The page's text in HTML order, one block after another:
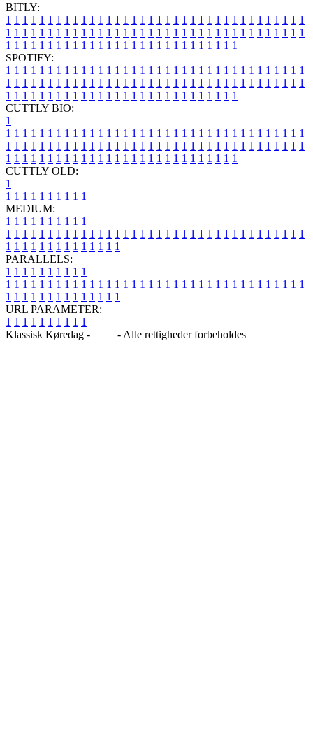
BITLY:
1 1 1 1 1 1 1 1 1 1 1 1 1 1 1 1 1 1 1 1 1 1 1 1 1 1 1 1 1 1 1 1 1 1 1 1
1 1 1 1 1 1 1 1 1 1 1 1 1 1 1 1 1 1 1 1 1 1 1 1 1 1 1 1 1 1 1 1 1 1 1 1
1 1 1 1 1 1 1 1 1 1 1 1 1 1 1 1 1 1 1 1 1 1 1 1 1 1 1 1
SPOTIFY:
1 1 1 1 1 1 1 1 1 1 1 1 1 1 1 1 1 1 1 1 1 1 1 1 1 1 1 1 1 1 1 1 1 1 1 1
1 1 1 1 1 1 1 1 1 1 1 1 1 1 1 1 1 1 1 1 1 1 1 1 1 1 1 1 1 1 1 1 1 1 1 1
1 1 1 1 1 1 1 1 1 1 1 1 1 1 1 1 1 1 1 1 1 1 1 1 1 1 1 1
CUTTLY BIO:
1
1 1 1 1 1 1 1 1 1 1 1 1 1 1 1 1 1 1 1 1 1 1 1 1 1 1 1 1 1 1 1 1 1 1 1 1
1 1 1 1 1 1 1 1 1 1 1 1 1 1 1 1 1 1 1 1 1 1 1 1 1 1 1 1 1 1 1 1 1 1 1 1
1 1 1 1 1 1 1 1 1 1 1 1 1 1 1 1 1 1 1 1 1 1 1 1 1 1 1 1
CUTTLY OLD:
1
1 1 1 1 1 1 1 1 1 1
MEDIUM:
1 1 1 1 1 1 1 1 1 1
1 1 1 1 1 1 1 1 1 1 1 1 1 1 1 1 1 1 1 1 1 1 1 1 1 1 1 1 1 1 1 1 1 1 1 1
1 1 1 1 1 1 1 1 1 1 1 1 1 1
PARALLELS:
1 1 1 1 1 1 1 1 1 1
1 1 1 1 1 1 1 1 1 1 1 1 1 1 1 1 1 1 1 1 1 1 1 1 1 1 1 1 1 1 1 1 1 1 1 1
1 1 1 1 1 1 1 1 1 1 1 1 1 1
URL PARAMETER:
1 1 1 1 1 1 1 1 1 1
Klassisk Køredag -
- Alle rettigheder forbeholdes